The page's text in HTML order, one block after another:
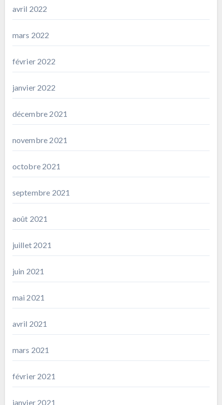
avril 2022
mars 2022
février 2022
janvier 2022
décembre 2021
novembre 2021
octobre 2021
septembre 2021
août 2021
juillet 2021
juin 2021
mai 2021
avril 2021
mars 2021
février 2021
janvier 2021